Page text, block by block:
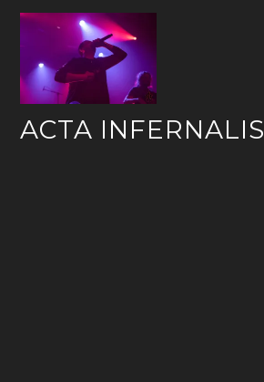
Skip
content
ACTA INFERNALIS